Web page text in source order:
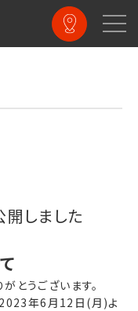
しました
とうございます。
年6月12日(月)よ